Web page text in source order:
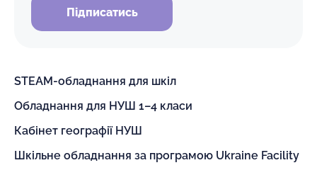
Підписатись
STEAM-обладнання для шкіл
Обладнання для НУШ 1–4 класи
Кабінет географії НУШ
Шкільне обладнання за програмою Ukraine Facility